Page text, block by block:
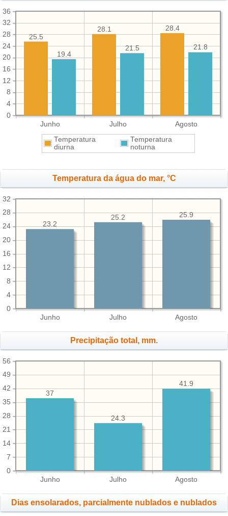
Junho Julho Agosto
0
4
8
12
16
20
24
28
32
36
28.4
28.1
25.5
21.8
21.5
19.4
Temperatura
diurna
Temperatura
noturna
Temperatura da água do mar, °C
Junho Julho Agosto
0
4
8
12
16
20
24
28
32
25.9
25.2
23.2
Precipitação total, mm.
Junho Julho Agosto
0
7
14
21
28
35
42
49
56
41.9
24.3
37
Dias ensolarados, parcialmente nublados e nublados